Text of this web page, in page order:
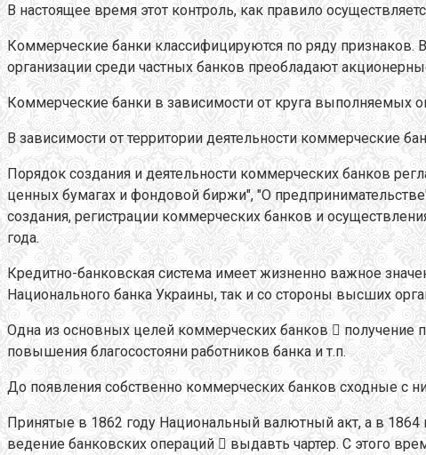
В настоящее время этот контроль, как правило
Коммерческие банки классифицируются по ряду
организации среди частных банков преобладают
Коммерческие банки в зависимости от круга
В зависимости от территории деятельности коммерческие
Порядок создания и деятельности коммерческих банков
ценных бумагах и фондовой биржи", "О
создания, регистрации коммерческих банков и
года.
Кредитно-банковская система имеет жизненно важное
Национального банка Украины, так и со стороны высших
Одна из основных целей коммерческих банков 
повышения благосостояни работников банка и т.п.
До появления собственно коммерческих банков сходные с
Принятые в 1862 году Национальный валютный акт, а в
ведение банковских операций  выдавть чартер. С этого